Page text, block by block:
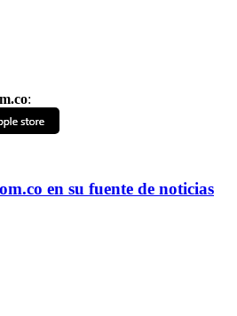
:
en su fuente de noticias